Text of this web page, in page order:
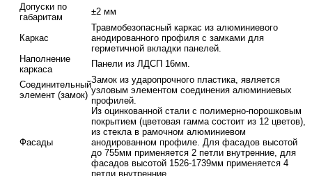
Допуски по
габаритам
±2 мм
Каркас
Травмобезопасный каркас из алюминиевого
анодированного профиля с замками для
герметичной вкладки панелей.
Наполнение
каркаса
Панели из ЛДСП 16мм.
Соединительный
элемент (замок)
Замок из ударопрочного пластика, является
узловым элементом соединения алюминиевых
профилей.
Фасады
Из оцинкованной стали с полимерно-порошковым
покрытием (цветовая гамма состоит из 12 цветов),
из стекла в рамочном алюминиевом
анодированном профиле. Для фасадов высотой
до 755мм применяется 2 петли внутренние, для
фасадов высотой 1526-1739мм применяется 4
петли внутренние.